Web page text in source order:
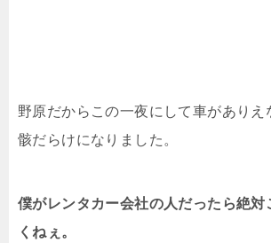
野原だからこの一夜にして車がありえ
骸だらけになりました。
僕がレンタカー会社の人だったら絶対
くねぇ。